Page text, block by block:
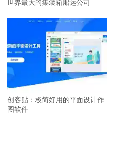
创客贴：极简好用的平面设计作
图软件